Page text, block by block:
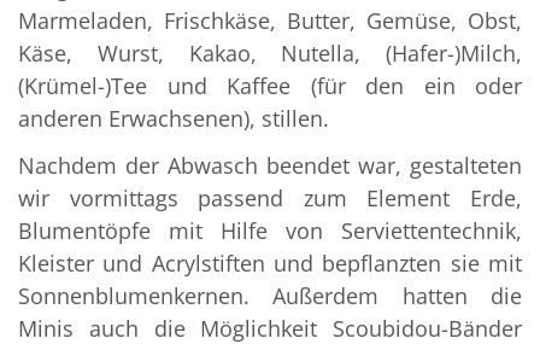
Marmeladen, Frischkäse, Butter, Gemüse, Obst,
Käse, Wurst, Kakao, Nutella, (Hafer-)Milch,
(Krümel-)Tee und Kaffee (für den ein oder
anderen Erwachsenen), stillen.
Nachdem der Abwasch beendet war, gestalteten
wir vormittags passend zum Element Erde,
Blumentöpfe mit Hilfe von Serviettentechnik,
Kleister und Acrylstiften und bepflanzten sie mit
Sonnenblumenkernen. Außerdem hatten die
Minis auch die Möglichkeit Scoubidou-Bänder